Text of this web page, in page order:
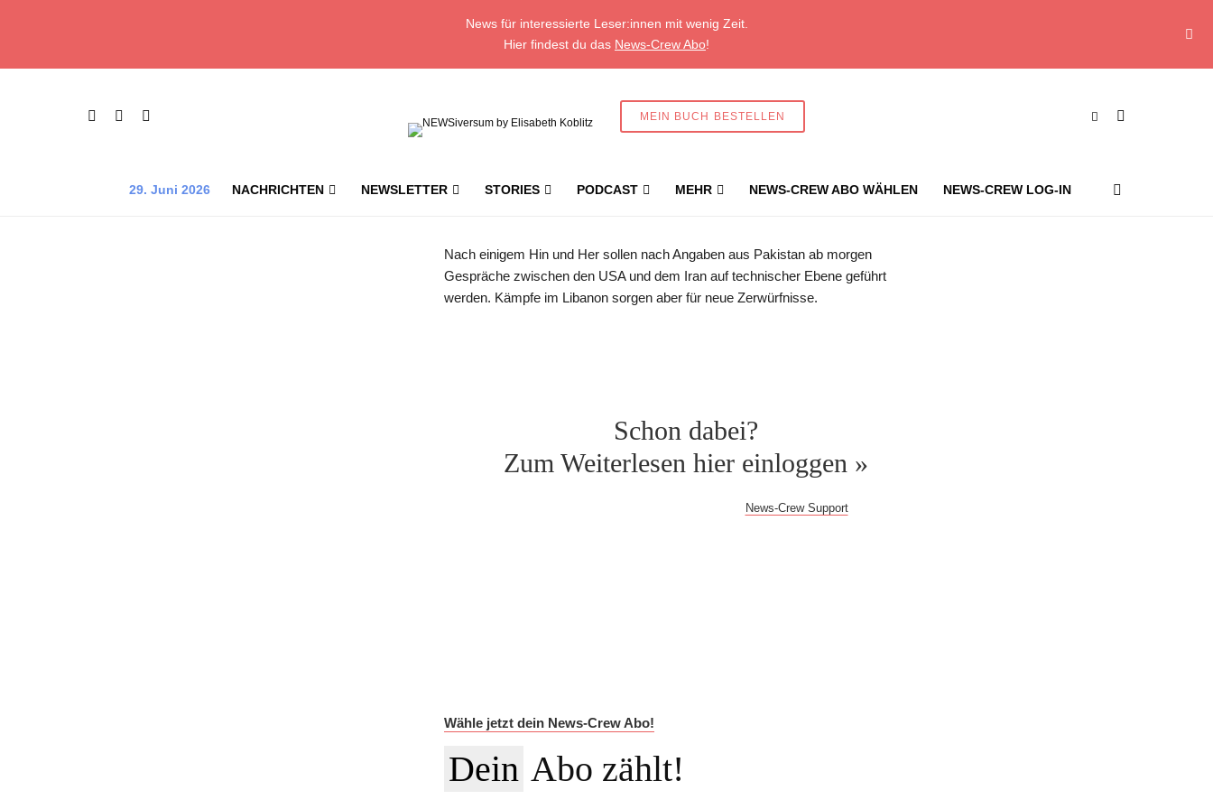
News für interessierte Leser:innen mit wenig Zeit.
Hier findest du das News-Crew Abo!
MEIN BUCH BESTELLEN
29. Juni 2026 NACHRICHTEN NEWSLETTER STORIES PODCAST MEHR NEWS-CREW ABO WÄHLEN NEWS-CREW LOG-IN
Nach einigem Hin und Her sollen nach Angaben aus Pakistan ab morgen
Gespräche zwischen den USA und dem Iran auf technischer Ebene geführt
werden. Kämpfe im Libanon sorgen aber für neue Zerwürfnisse.
Schon dabei?
Zum Weiterlesen hier einloggen »
News-Crew Supportgern weiter!
Wähle jetzt dein News-Crew Abo!
Dein Abo zählt!